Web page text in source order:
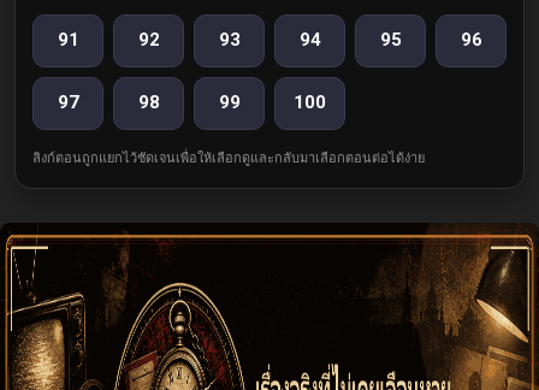
91 92 93 94 95 96
97 98 99 100
ลิงก์ตอนถูกแยกไว้ชัดเจนเพื่อให้เลือกดูและกลับมาเลือกตอนต่อได้ง่าย